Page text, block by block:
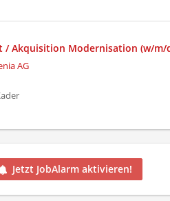
/ Akquisition Modernisation (w/m/
AG
Jetzt JobAlarm aktivieren!